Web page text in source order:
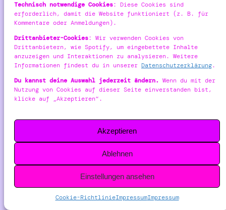
Technisch notwendige Cookies: Diese Cookies sind
erforderlich, damit die Website funktioniert (z. B. für
Kommentare oder Anmeldungen).
Drittanbieter-Cookies: Wir verwenden Cookies von
Drittanbietern, wie Spotify, um eingebettete Inhalte
anzuzeigen und Interaktionen zu analysieren. Weitere
Informationen findest du in unserer Datenschutzerklärung.
Du kannst deine Auswahl jederzeit ändern. Wenn du mit der
Nutzung von Cookies auf dieser Seite einverstanden bist,
klicke auf „Akzeptieren“.
Akzeptieren
Ablehnen
Einstellungen ansehen
Cookie-RichtlinieImpressumImpressum
Designed with
„HostedwithLove & INWX Magic!“
info@flywithnessa.de